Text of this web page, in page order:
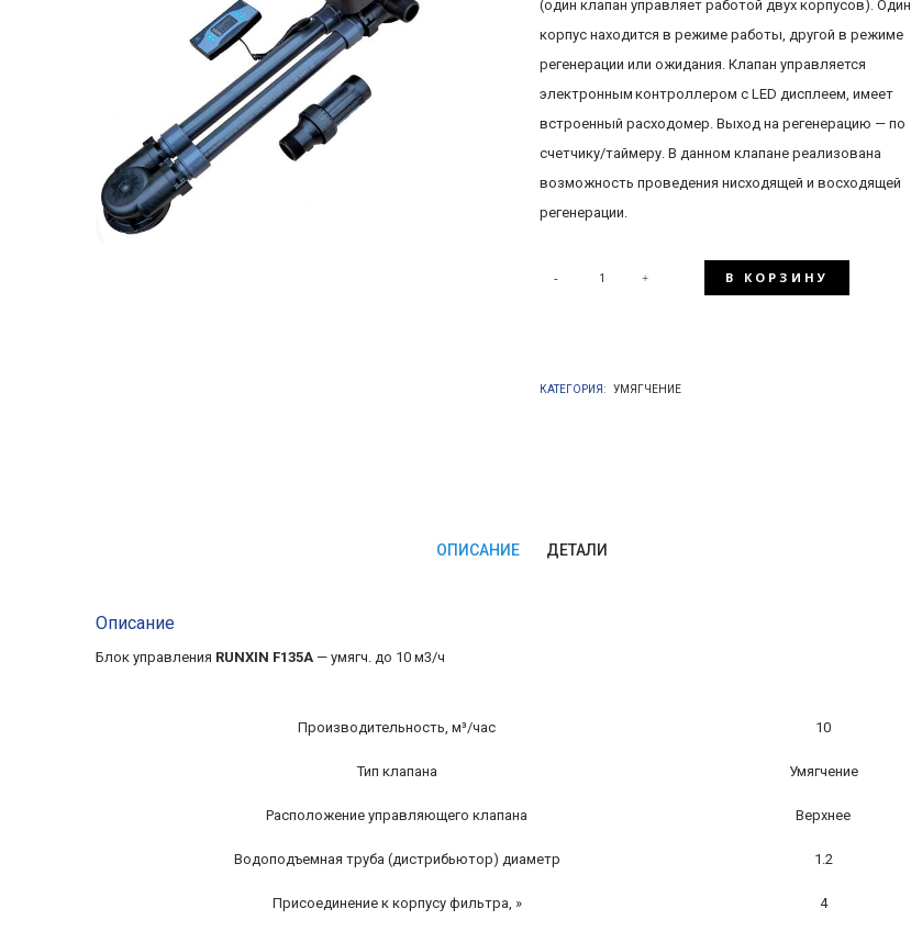
(один клапан управляет работой двух корпусов). Один
корпус находится в режиме работы, другой в режиме
регенерации или ожидания. Клапан управляется
электронным контроллером с LED дисплеем, имеет
встроенный расходомер. Выход на регенерацию — по
счетчику/таймеру. В данном клапане реализована
возможность проведения нисходящей и восходящей
регенерации.
КОЛИЧЕСТВО
RUNXIN
В КОРЗИНУ
КАТЕГОРИЯ: УМЯГЧЕНИЕ
ОПИСАНИЕ ДЕТАЛИ
Описание
Блок управления RUNXIN F135A — умягч. до 10 м3/ч
Производительность, м³/час 10
Тип клапана Умягчение
Расположение управляющего клапана Верхнее
Водоподъемная труба (дистрибьютор) диаметр 1.2
Присоединение к корпусу фильтра, » 4